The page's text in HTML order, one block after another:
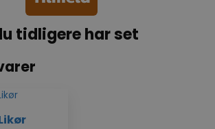
tidligere har set